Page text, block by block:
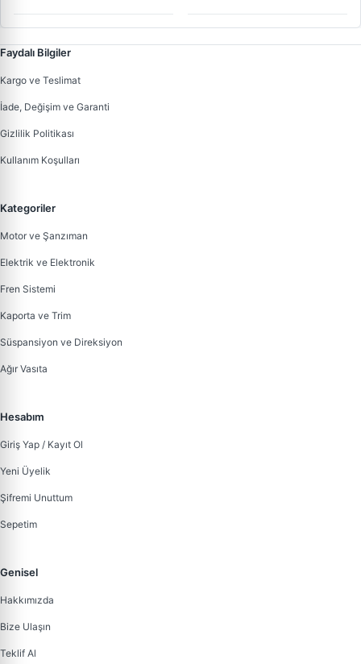
M91003501
Faydalı Bilgiler
Kargo ve Teslimat
İade, Değişim ve Garanti
Gizlilik Politikası
Kullanım Koşulları
Kategoriler
Motor ve Şanzıman
Elektrik ve Elektronik
Fren Sistemi
Kaporta ve Trim
Süspansiyon ve Direksiyon
Ağır Vasıta
Hesabım
Giriş Yap / Kayıt Ol
Yeni Üyelik
Şifremi Unuttum
Sepetim
Genisel
Hakkımızda
Bize Ulaşın
Teklif Al